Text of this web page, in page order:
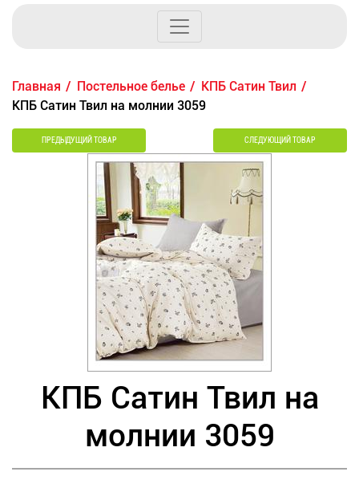
Главная Постельное белье
КПБ Сатин Твил
КПБ Сатин Твил на молнии 3059
ПРЕДЫДУЩИЙ ТОВАР СЛЕДУЮЩИЙ ТОВАР
КПБ Сатин Твил на
молнии 3059